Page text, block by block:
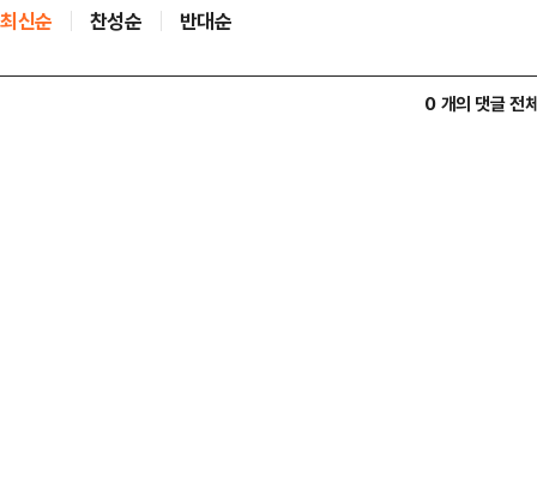
최신순 찬성순 반대순
0 개의 댓글 전